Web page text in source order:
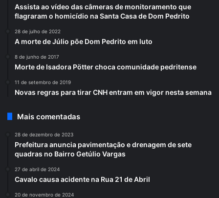
Assista ao vídeo das câmeras de monitoramento que
flagraram o homicídio na Santa Casa de Dom Pedrito
28 de julho de 2022
A morte de Júlio põe Dom Pedrito em luto
8 de junho de 2017
Morte de Isadora Pötter choca comunidade pedritense
11 de setembro de 2019
Novas regras para tirar CNH entram em vigor nesta semana
Mais comentadas
28 de dezembro de 2023
Prefeitura anuncia pavimentação e drenagem de sete
quadras no Bairro Getúlio Vargas
27 de abril de 2024
Cavalo causa acidente na Rua 21 de Abril
20 de novembro de 2024